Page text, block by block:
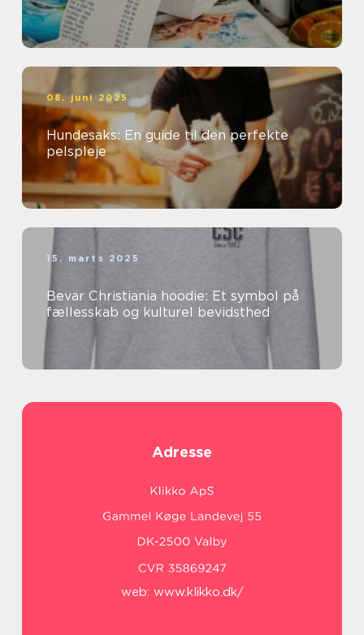
08. juni 2025
Hundesaks: En guide til den perfekte
pelspleje
15. marts 2025
Bevar Christiania hoodie: Et symbol på
fællesskab og kulturel bevidsthed
Adresse
web: www.klikko.dk/